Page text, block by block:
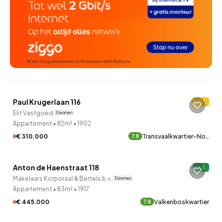
8 uur geleden ontdekt
Paul Krugerlaan 116 C
Elit Vastgoed 3 bronnen
Appartement • 82m² • 1902
€ 310.000
7.8 Transvaalkwartier-No…
8 uur geleden ontdekt
Anton de Haenstraat 118 A
Makelaars Korporaal & Bertels b.v. 3 bronnen
Appartement • 83m² • 1917
€ 445.000
7.8 Valkenboskwartier